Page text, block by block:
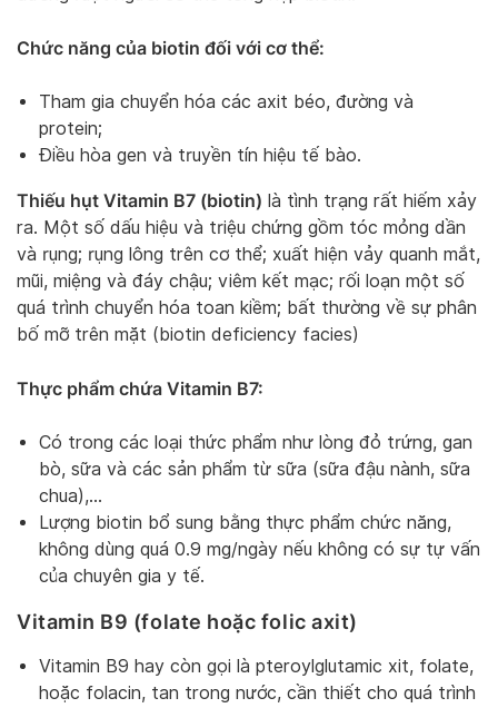
Chức năng của biotin đối với cơ thể:
Tham gia chuyển hóa các axit béo, đường và
protein;
Điều hòa gen và truyền tín hiệu tế bào.
Thiếu hụt Vitamin B7 (biotin) là tình trạng rất hiếm xảy
ra. Một số dấu hiệu và triệu chứng gồm tóc mỏng dần
và rụng; rụng lông trên cơ thể; xuất hiện vảy quanh mắt,
mũi, miệng và đáy chậu; viêm kết mạc; rối loạn một số
quá trình chuyển hóa toan kiềm; bất thường về sự phân
bố mỡ trên mặt (biotin deficiency facies)
Thực phẩm chứa Vitamin B7:
Có trong các loại thức phẩm như lòng đỏ trứng, gan
bò, sữa và các sản phẩm từ sữa (sữa đậu nành, sữa
chua),…
Lượng biotin bổ sung bằng thực phẩm chức năng,
không dùng quá 0.9 mg/ngày nếu không có sự tự vấn
của chuyên gia y tế.
Vitamin B9 (folate hoặc folic axit)
Vitamin B9 hay còn gọi là pteroylglutamic xit, folate,
hoặc folacin, tan trong nước, cần thiết cho quá trình